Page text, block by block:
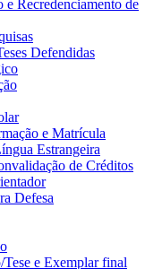
e Recredenciamento de
Defendidas
e Matrícula
Estrangeira
de Créditos
Defesa
Tese e Exemplar final